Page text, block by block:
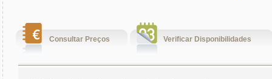
Consultar Preços Verificar Disponibilidades